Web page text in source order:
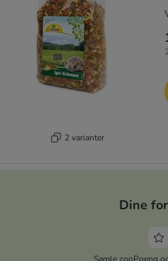
2 varianter
Dine
Samle zooPoeng